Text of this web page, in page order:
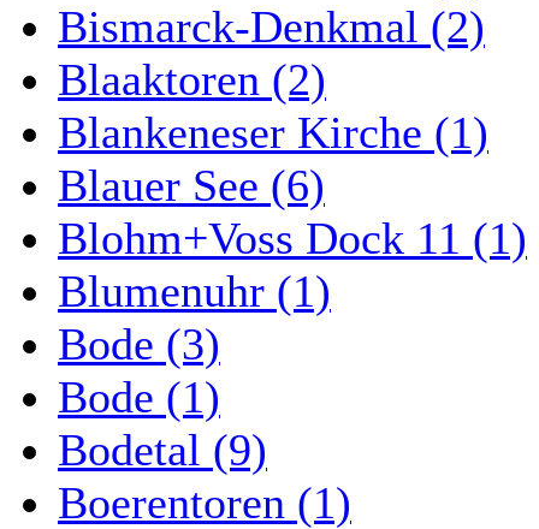
Bismarck-Denkmal (2)
Blaaktoren (2)
Blankeneser Kirche (1)
Blauer See (6)
Blohm+Voss Dock 11 (1)
Blumenuhr (1)
Bode (3)
Bode (1)
Bodetal (9)
Boerentoren (1)